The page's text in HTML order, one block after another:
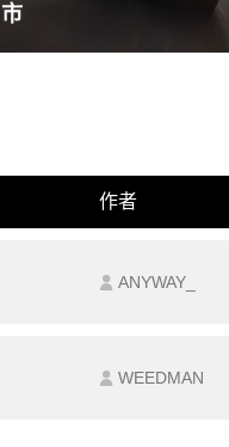
市
作者
ANYWAY_
WEEDMAN